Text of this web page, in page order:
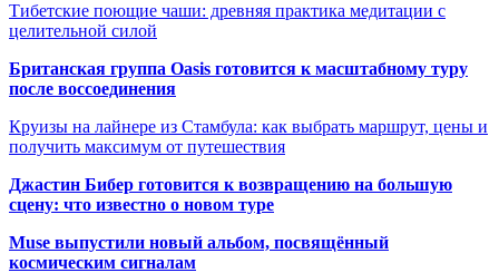
Тибетские поющие чаши: древняя практика медитации с
целительной силой
Британская группа Oasis готовится к масштабному туру
после воссоединения
Круизы на лайнере из Стамбула: как выбрать маршрут, цены и
получить максимум от путешествия
Джастин Бибер готовится к возвращению на большую
сцену: что известно о новом туре
Muse выпустили новый альбом, посвящённый
космическим сигналам